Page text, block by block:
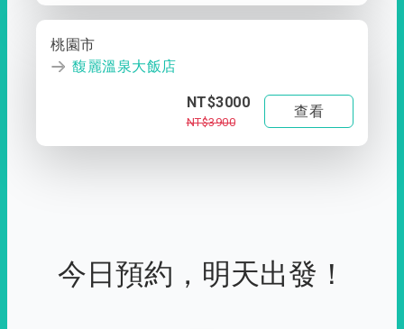
桃園市
馥麗溫泉大飯店
NT$3000
NT$3900
查看
今日預約，明天出發！